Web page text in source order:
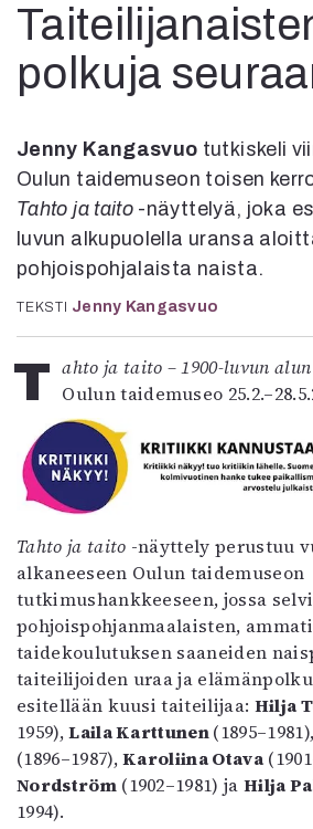
Esitystaide
4/2026
2–3/2026
1/2026
6/2025
5/2025 saame
5/2025
Lehtiarkisto
Info
Tilaus ja
Toimitus
Mediatiedot
polkuja
Jenny Kangasvuo tutkiskeli
Oulun taidemuseon toisen
Tahto ja taito -näyttelyä, joka
luvun alkupuolella uransa
pohjoispohjalaista naista.
TEKSTI Jenny Kangasvuo
Tahto ja taito – 1900-luvun
Oulun taidemuseo
Tahto ja taito -näyttely perustuu
alkaneeseen Oulun taidemuseon
tutkimushankkeeseen, jossa
pohjoispohjanmaalaisten,
taidekoulutuksen saaneiden
taiteilijoiden uraa ja
esitellään kuusi taiteilijaa: Hilja
1959),Laila Karttunen(1895–1981),
(1896–1987),Karoliina Otava
Nordström(1902–1981) jaHilja
1994).